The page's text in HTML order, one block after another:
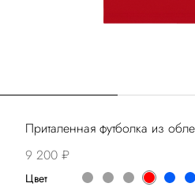
Приталенная футболка из
9 200 ₽
Цвет